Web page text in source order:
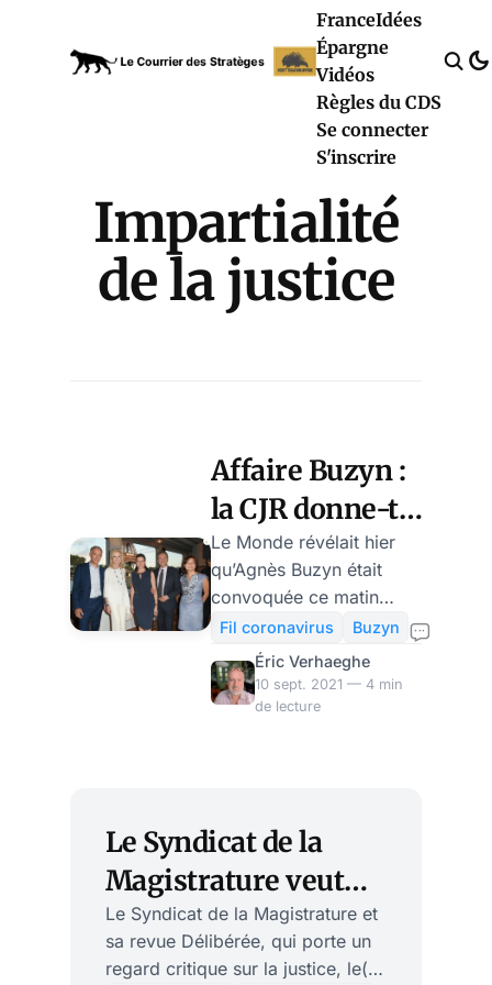
FranceIdées
Épargne
Vidéos
Règles du CDS
Se connecter
S'inscrire
Impartialité
de la justice
Affaire Buzyn :
la CJR donne-t-
elle de premiers
signes de
partialité en
faveur de
Macron ?
Le Monde révélait hier
qu’Agnès Buzyn était
convoquée ce matin
pour une première mise
en examen, pour mise en
danger de la vie d’autrui,
devant la Cour de
de cette convocation non
pas sous le statut de
en examen. Cette
première manifestation
Fil coronavirus
Buzyn
Éric Verhaeghe
10 sept. 2021 — 4 min
de lecture
Le Syndicat de la
Magistrature veut
décoloniser le droit
et la justice !
Le Syndicat de la Magistrature et
sa revue Délibérée, qui porte un
regard critique sur la justice, le(s)